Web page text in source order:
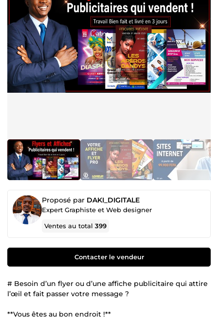
Proposé par DAKI_DIGITALE
Expert Graphiste et Web designer
Ventes au total399
Contacter le vendeur
# Besoin d’un flyer ou d’une affiche publicitaire qui attire
l’œil et fait passer votre message ?
**Vous êtes au bon endroit !**